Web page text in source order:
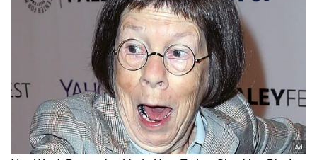
DOWNLOAD APP
RECOMMENDED STORIES